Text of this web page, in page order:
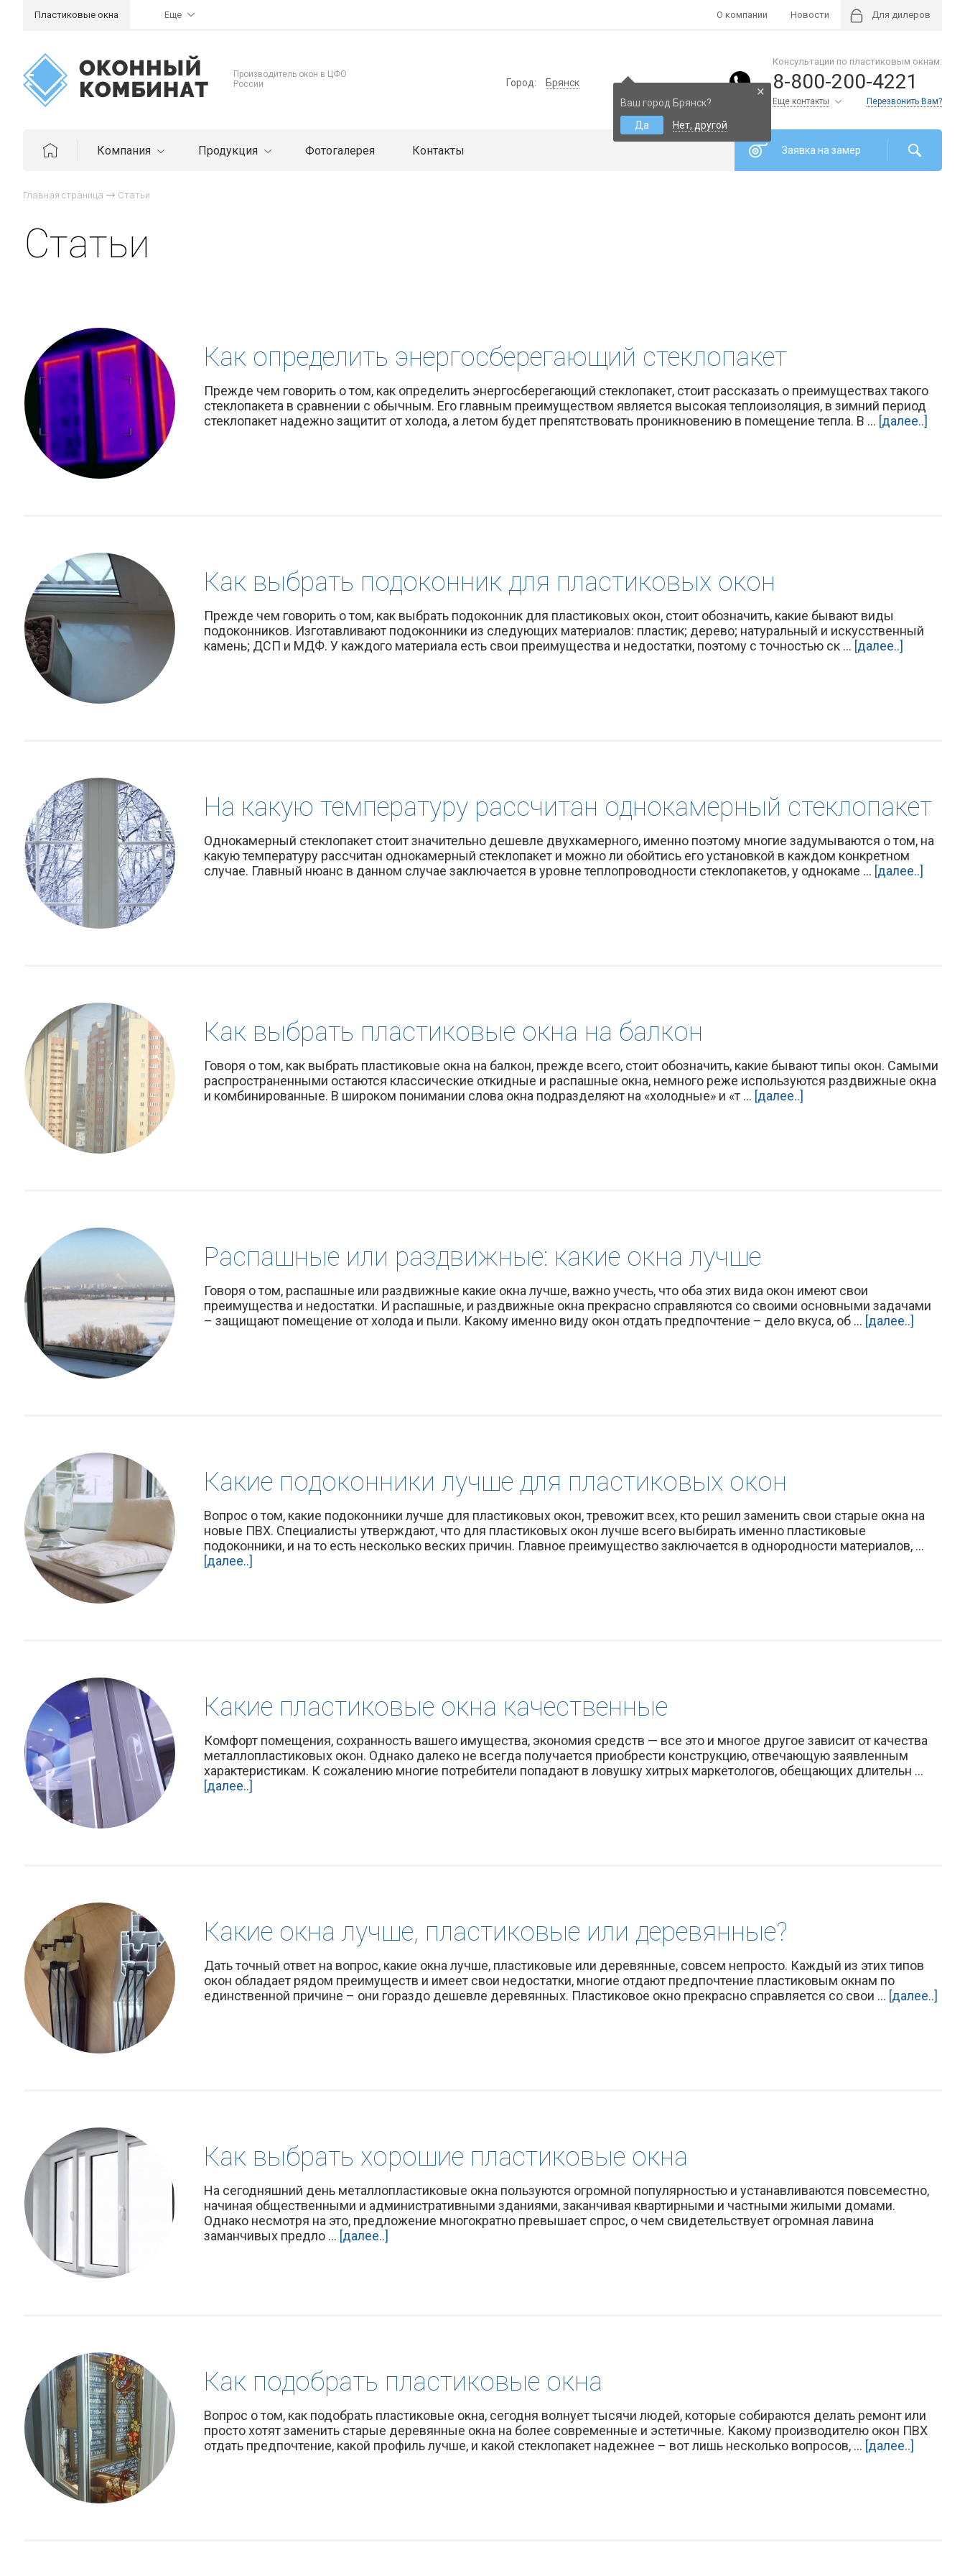
О компании Новости Для дилеров
Пластиковые окна Еще
Производитель окон в ЦФО
России
Город: Брянск ×
Ваш город Брянск?
Да
Нет, другой
Консультации по пластиковым окнам:
8-800-200-4221
Перезвонить Вам?
Еще контакты
Заявка на замер
Компания Продукция Фотогалерея Контакты
Главная страница Статьи
Статьи
Как определить энергосберегающий стеклопакет
Прежде чем говорить о том, как определить энергосберегающий стеклопакет, стоит рассказать о преимуществах такого
стеклопакета в сравнении с обычным. Его главным преимуществом является высокая теплоизоляция, в зимний период
стеклопакет надежно защитит от холода, а летом будет препятствовать проникновению в помещение тепла. В ... [далее..]
Как выбрать подоконник для пластиковых окон
Прежде чем говорить о том, как выбрать подоконник для пластиковых окон, стоит обозначить, какие бывают виды
подоконников. Изготавливают подоконники из следующих материалов: пластик; дерево; натуральный и искусственный
камень; ДСП и МДФ. У каждого материала есть свои преимущества и недостатки, поэтому с точностью ск ... [далее..]
На какую температуру рассчитан однокамерный стеклопакет
Однокамерный стеклопакет стоит значительно дешевле двухкамерного, именно поэтому многие задумываются о том, на
какую температуру рассчитан однокамерный стеклопакет и можно ли обойтись его установкой в каждом конкретном
случае. Главный нюанс в данном случае заключается в уровне теплопроводности стеклопакетов, у однокаме ... [далее..]
Как выбрать пластиковые окна на балкон
Говоря о том, как выбрать пластиковые окна на балкон, прежде всего, стоит обозначить, какие бывают типы окон. Самыми
распространенными остаются классические откидные и распашные окна, немного реже используются раздвижные окна
и комбинированные. В широком понимании слова окна подразделяют на «холодные» и «т ... [далее..]
Распашные или раздвижные: какие окна лучше
Говоря о том, распашные или раздвижные какие окна лучше, важно учесть, что оба этих вида окон имеют свои
преимущества и недостатки. И распашные, и раздвижные окна прекрасно справляются со своими основными задачами
– защищают помещение от холода и пыли. Какому именно виду окон отдать предпочтение – дело вкуса, об ... [далее..]
Какие подоконники лучше для пластиковых окон
Вопрос о том, какие подоконники лучше для пластиковых окон, тревожит всех, кто решил заменить свои старые окна на
новые ПВХ. Специалисты утверждают, что для пластиковых окон лучше всего выбирать именно пластиковые
подоконники, и на то есть несколько веских причин. Главное преимущество заключается в однородности материалов, ...
[далее..]
Какие пластиковые окна качественные
Комфорт помещения, сохранность вашего имущества, экономия средств — все это и многое другое зависит от качества
металлопластиковых окон. Однако далеко не всегда получается приобрести конструкцию, отвечающую заявленным
характеристикам. К сожалению многие потребители попадают в ловушку хитрых маркетологов, обещающих длительн ...
[далее..]
Какие окна лучше, пластиковые или деревянные?
Дать точный ответ на вопрос, какие окна лучше, пластиковые или деревянные, совсем непросто. Каждый из этих типов
окон обладает рядом преимуществ и имеет свои недостатки, многие отдают предпочтение пластиковым окнам по
единственной причине – они гораздо дешевле деревянных. Пластиковое окно прекрасно справляется со свои ... [далее..]
Как выбрать хорошие пластиковые окна
На сегодняшний день металлопластиковые окна пользуются огромной популярностью и устанавливаются повсеместно,
начиная общественными и административными зданиями, заканчивая квартирными и частными жилыми домами.
Однако несмотря на это, предложение многократно превышает спрос, о чем свидетельствует огромная лавина
заманчивых предло ... [далее..]
Как подобрать пластиковые окна
Вопрос о том, как подобрать пластиковые окна, сегодня волнует тысячи людей, которые собираются делать ремонт или
просто хотят заменить старые деревянные окна на более современные и эстетичные. Какому производителю окон ПВХ
отдать предпочтение, какой профиль лучше, и какой стеклопакет надежнее – вот лишь несколько вопросов, ... [далее..]